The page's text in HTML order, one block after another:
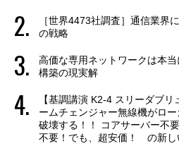
［世界4473社調査］通信業界
の戦略
高価な専用ネットワークは本
構築の現実解
【基調講演 K2-4 スリーダブ
ームチェンジャー無線機がロ
破壊する！！ コアサーバー不
不要！でも、超安価！ の新し